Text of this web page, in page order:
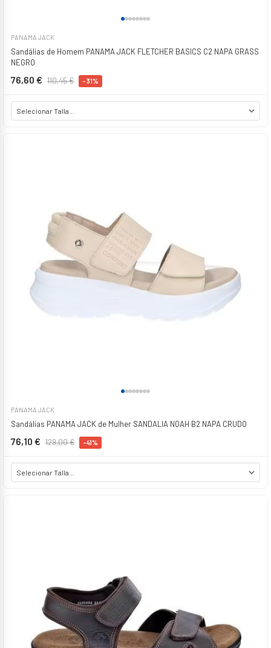
PANAMA JACK
Sandálias de Homem PANAMA JACK FLETCHER BASICS C2 NAPA GRASS
NEGRO
76,60 € 110,45 € -31%
PANAMA JACK
Sandálias PANAMA JACK de Mulher SANDALIA NOAH B2 NAPA CRUDO
76,10 € 129,00 € -41%